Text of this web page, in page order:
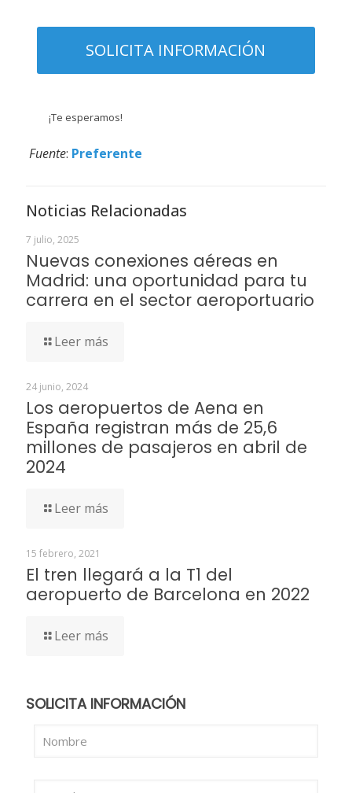
¡Te esperamos!
Fuente: Preferente
Noticias Relacionadas
7 julio, 2025
Nuevas conexiones aéreas en
Madrid: una oportunidad para tu
carrera en el sector aeroportuario
Leer más
24 junio, 2024
Los aeropuertos de Aena en
España registran más de 25,6
millones de pasajeros en abril de
2024
Leer más
15 febrero, 2021
El tren llegará a la T1 del
aeropuerto de Barcelona en 2022
Leer más
SOLICITA INFORMACIÓN